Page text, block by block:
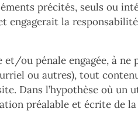
précités, seuls ou
la
et/ou pénale engagée, à
ou autres), tout
Dans l’hypothèse où un
préalable et écrite de